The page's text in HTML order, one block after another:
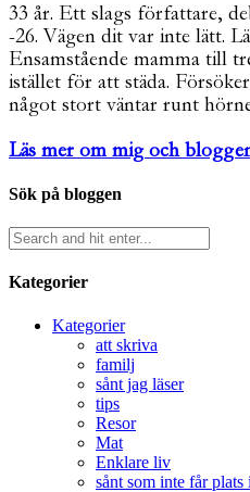
33 år. Ett slags författare,
-26. Vägen dit var inte lätt.
Ensamstående mamma till
istället för att städa.
något stort väntar runt
Läs mer om mig och
Sök på bloggen
Kategorier
Kategorier
att skriva
familj
sånt jag läser
tips
Resor
Mat
Enklare liv
sånt som inte får